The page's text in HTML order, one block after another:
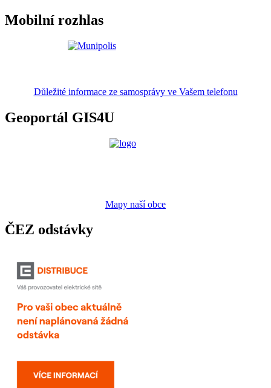
Mobilní rozhlas
Důležité informace ze samosprávy ve Vašem telefonu
Geoportál GIS4U
Mapy naší obce
ČEZ odstávky